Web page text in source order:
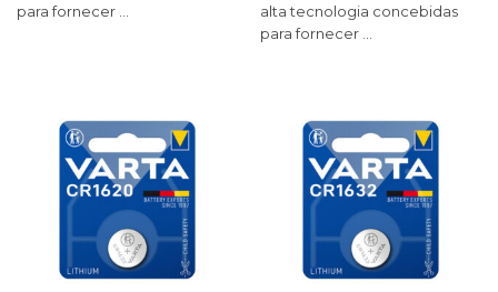
para fornecer ...
alta tecnologia concebidas
para fornecer ...